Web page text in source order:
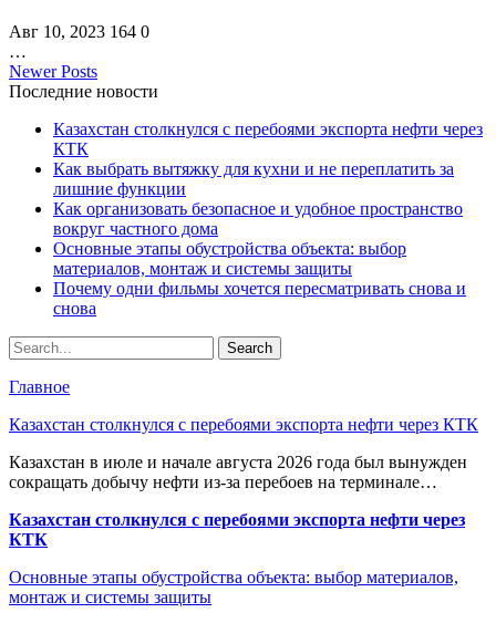
Авг 10, 2023 164 0
…
Newer Posts
Последние новости
Казахстан столкнулся с перебоями экспорта нефти через
КТК
Как выбрать вытяжку для кухни и не переплатить за
лишние функции
Как организовать безопасное и удобное пространство
вокруг частного дома
Основные этапы обустройства объекта: выбор
материалов, монтаж и системы защиты
Почему одни фильмы хочется пересматривать снова и
снова
Главное
Казахстан столкнулся с перебоями экспорта нефти через КТК
Казахстан в июле и начале августа 2026 года был вынужден
сокращать добычу нефти из-за перебоев на терминале…
Казахстан столкнулся с перебоями экспорта нефти через
КТК
Основные этапы обустройства объекта: выбор материалов,
монтаж и системы защиты